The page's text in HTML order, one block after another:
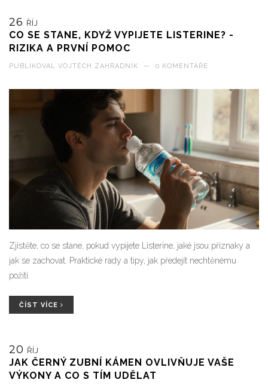
26 ŘÍJ
CO SE STANE, KDYŽ VYPIJETE LISTERINE? -
RIZIKA A PRVNÍ POMOC
PUBLIKOVAL VOJTĚCH ZAHRADNÍK — 0 KOMENTÁŘE
Zjistěte, co se stane, pokud vypijete Listerine, jaké jsou příznaky a
jak se zachovat. Praktické rady a tipy, jak předejít nechtěnému
požití.
ČÍST VÍCE
20 ŘÍJ
JAK ČERNÝ ZUBNÍ KÁMEN OVLIVŇUJE VAŠE
VÝKONY A CO S TÍM UDĚLAT